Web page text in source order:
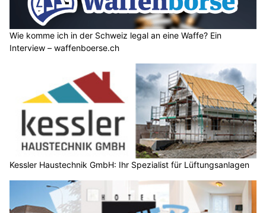
Wie komme ich in der Schweiz legal an eine Waffe? Ein
Interview – waffenboerse.ch
Kessler Haustechnik GmbH: Ihr Spezialist für Lüftungsanlagen